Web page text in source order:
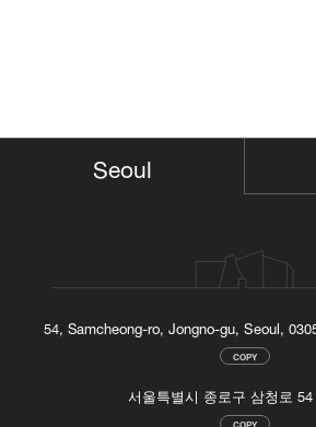
Seoul
54, Samcheong-ro, Jongno-gu, Seoul,
COPY
서울특별시 종로구 삼청로 54
COPY